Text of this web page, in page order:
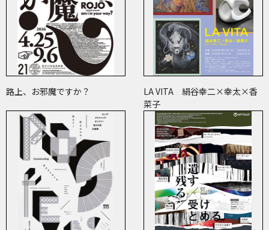
路上、お邪魔ですか？
LA VITA 絹谷幸二×幸太×香
菜子